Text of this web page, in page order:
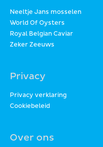
Neeltje Jans mosselen
World Of Oysters
Royal Belgian Caviar
Zeker Zeeuws
Privacy
Privacy verklaring
Cookiebeleid
Over ons